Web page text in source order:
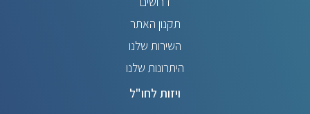
תקנון האתר
השירות שלנו
היתרונות שלנו
ויזות לחו"ל